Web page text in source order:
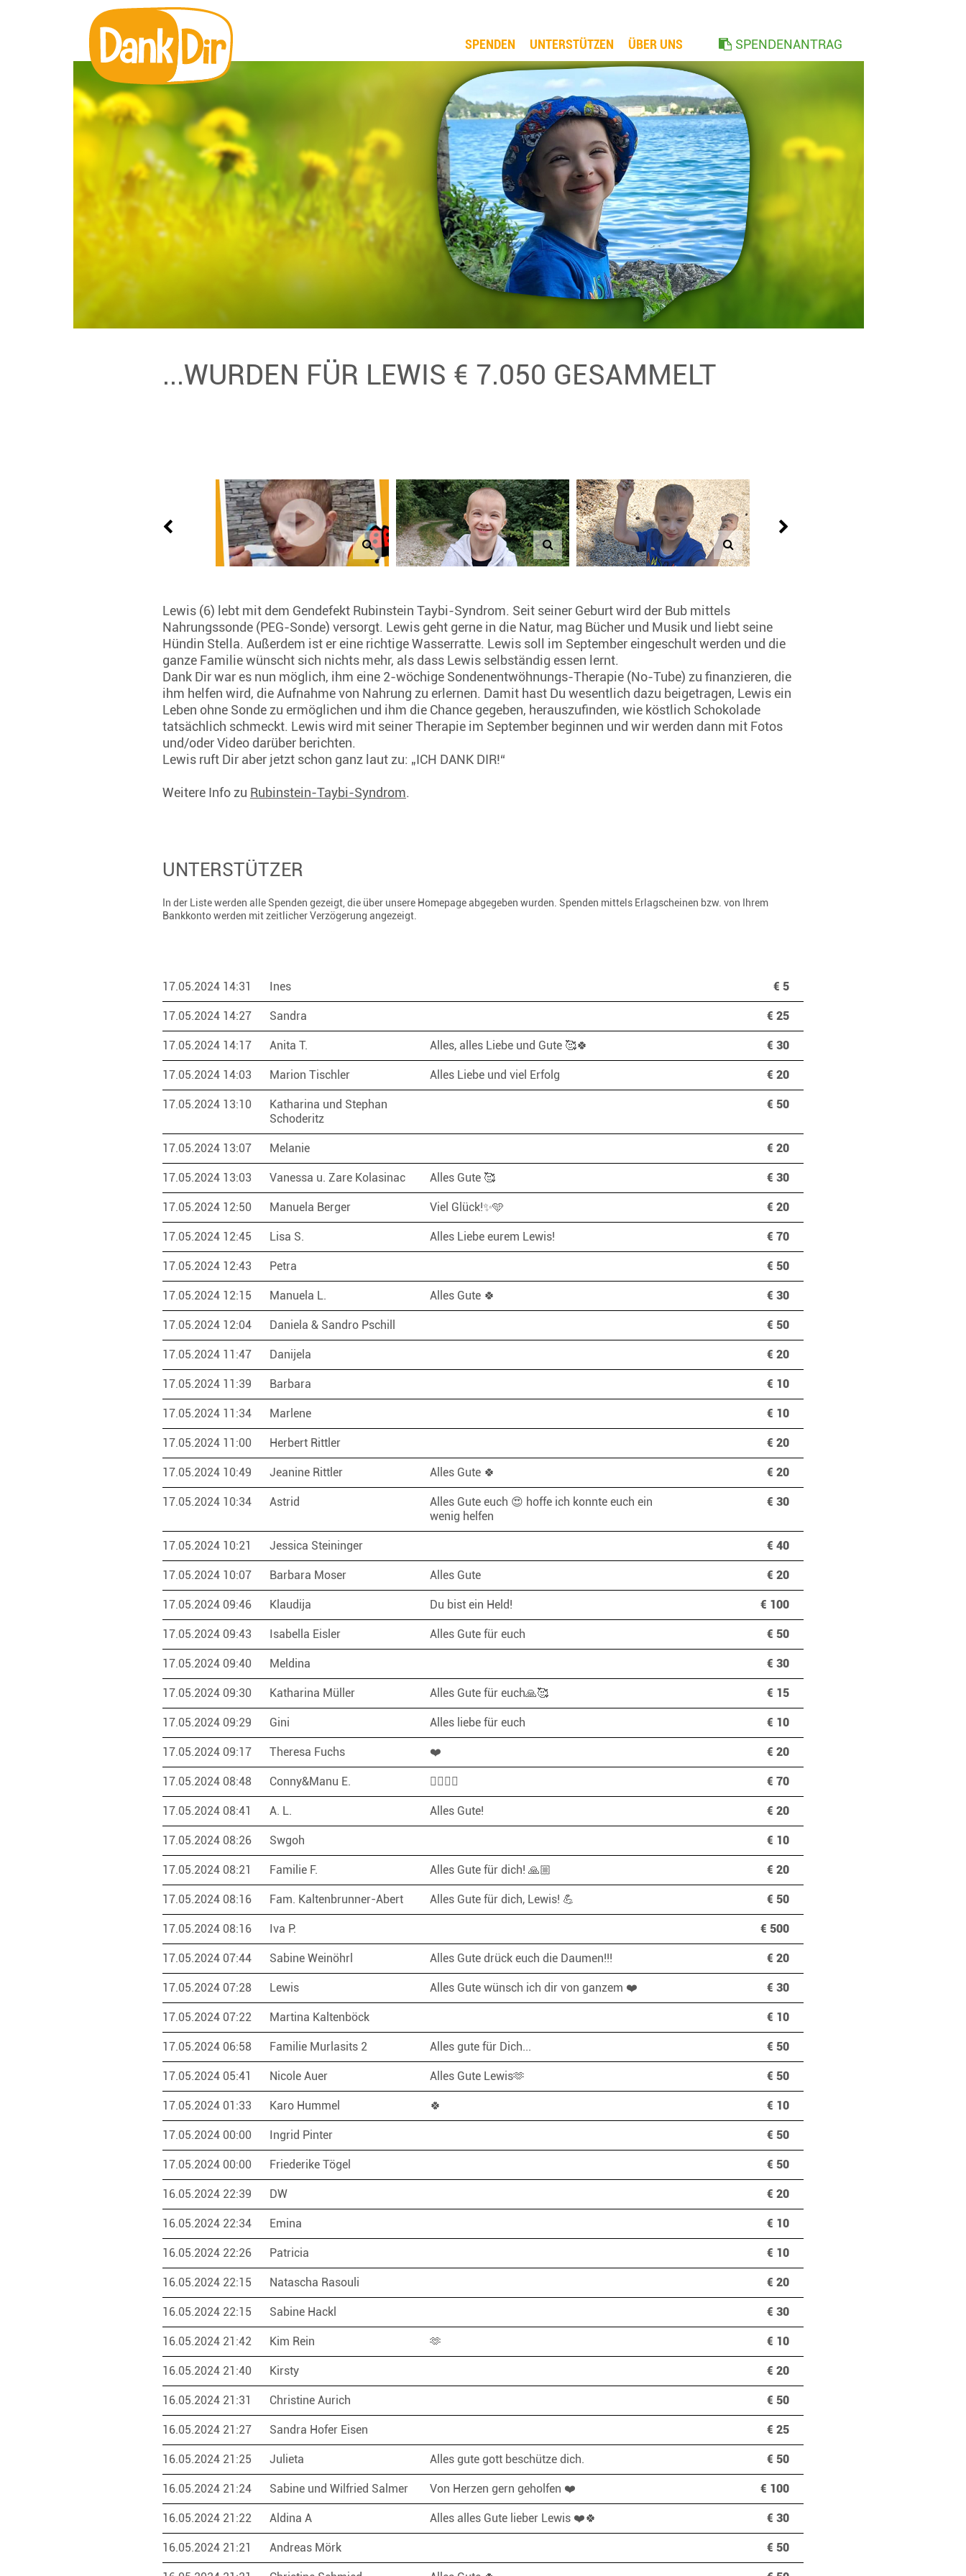
SPENDEN UNTERSTÜTZEN ÜBER UNS SPENDENANTRAG
...WURDEN FÜR LEWIS € 7.050 GESAMMELT
Lewis (6) lebt mit dem Gendefekt Rubinstein Taybi-Syndrom. Seit seiner Geburt wird der Bub mittels
Nahrungssonde (PEG-Sonde) versorgt. Lewis geht gerne in die Natur, mag Bücher und Musik und liebt seine
Hündin Stella. Außerdem ist er eine richtige Wasserratte. Lewis soll im September eingeschult werden und die
ganze Familie wünscht sich nichts mehr, als dass Lewis selbständig essen lernt.
Dank Dir war es nun möglich, ihm eine 2-wöchige Sondenentwöhnungs-Therapie (No-Tube) zu finanzieren, die
ihm helfen wird, die Aufnahme von Nahrung zu erlernen. Damit hast Du wesentlich dazu beigetragen, Lewis ein
Leben ohne Sonde zu ermöglichen und ihm die Chance gegeben, herauszufinden, wie köstlich Schokolade
tatsächlich schmeckt. Lewis wird mit seiner Therapie im September beginnen und wir werden dann mit Fotos
und/oder Video darüber berichten.
Lewis ruft Dir aber jetzt schon ganz laut zu: „ICH DANK DIR!“
Weitere Info zu Rubinstein-Taybi-Syndrom.
UNTERSTÜTZER
In der Liste werden alle Spenden gezeigt, die über unsere Homepage abgegeben wurden. Spenden mittels Erlagscheinen bzw. von Ihrem
Bankkonto werden mit zeitlicher Verzögerung angezeigt.
17.05.2024 14:31 Ines € 5
17.05.2024 14:27 Sandra € 25
17.05.2024 14:17 Anita T. € 30
Alles, alles Liebe und Gute 🥰🍀
17.05.2024 14:03 Marion Tischler € 20
Alles Liebe und viel Erfolg
17.05.2024 13:10
Katharina und Stephan
Schoderitz
€ 50
17.05.2024 13:07 Melanie € 20
17.05.2024 13:03 Vanessa u. Zare Kolasinac € 30
Alles Gute 🥰
17.05.2024 12:50 Manuela Berger € 20
Viel Glück!✨️🩵
17.05.2024 12:45 Lisa S. € 70
Alles Liebe eurem Lewis!
17.05.2024 12:43 Petra € 50
17.05.2024 12:15 Manuela L. € 30
Alles Gute 🍀
17.05.2024 12:04 Daniela & Sandro Pschill € 50
17.05.2024 11:47 Danijela € 20
17.05.2024 11:39 Barbara € 10
17.05.2024 11:34 Marlene € 10
17.05.2024 11:00 Herbert Rittler € 20
17.05.2024 10:49 Jeanine Rittler € 20
Alles Gute 🍀
17.05.2024 10:34 Astrid € 30
Alles Gute euch 😍 hoffe ich konnte euch ein
wenig helfen
17.05.2024 10:21 Jessica Steininger € 40
17.05.2024 10:07 Barbara Moser € 20
Alles Gute
17.05.2024 09:46 Klaudija € 100
Du bist ein Held!
17.05.2024 09:43 Isabella Eisler € 50
Alles Gute für euch
17.05.2024 09:40 Meldina € 30
17.05.2024 09:30 Katharina Müller € 15
Alles Gute für euch🙏🥰
17.05.2024 09:29 Gini € 10
Alles liebe für euch
17.05.2024 09:17 Theresa Fuchs € 20
❤️
17.05.2024 08:48 Conny&Manu E. € 70
✊🏼🤝🏼
17.05.2024 08:41 A. L. € 20
Alles Gute!
17.05.2024 08:26 Swgoh € 10
17.05.2024 08:21 Familie F. € 20
Alles Gute für dich! 🙏🏼
17.05.2024 08:16 Fam. Kaltenbrunner-Abert € 50
Alles Gute für dich, Lewis! 💪
17.05.2024 08:16 Iva P. € 500
17.05.2024 07:44 Sabine Weinöhrl € 20
Alles Gute drück euch die Daumen!!!
17.05.2024 07:28 Lewis € 30
Alles Gute wünsch ich dir von ganzem ❤️
17.05.2024 07:22 Martina Kaltenböck € 10
17.05.2024 06:58 Familie Murlasits 2 € 50
Alles gute für Dich...
17.05.2024 05:41 Nicole Auer € 50
Alles Gute Lewis🫶
17.05.2024 01:33 Karo Hummel € 10
🍀
17.05.2024 00:00 Ingrid Pinter € 50
17.05.2024 00:00 Friederike Tögel € 50
16.05.2024 22:39 DW € 20
16.05.2024 22:34 Emina € 10
16.05.2024 22:26 Patricia € 10
16.05.2024 22:15 Natascha Rasouli € 20
16.05.2024 22:15 Sabine Hackl € 30
16.05.2024 21:42 Kim Rein € 10
🫶
16.05.2024 21:40 Kirsty € 20
16.05.2024 21:31 Christine Aurich € 50
16.05.2024 21:27 Sandra Hofer Eisen € 25
16.05.2024 21:25 Julieta € 50
Alles gute gott beschütze dich.
16.05.2024 21:24 Sabine und Wilfried Salmer € 100
Von Herzen gern geholfen ❤️
16.05.2024 21:22 Aldina A € 30
Alles alles Gute lieber Lewis ❤️🍀
16.05.2024 21:21 Andreas Mörk € 50